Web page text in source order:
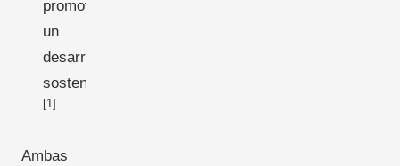
promover
un
desarrollo
sostenible.
[1]
Ambas